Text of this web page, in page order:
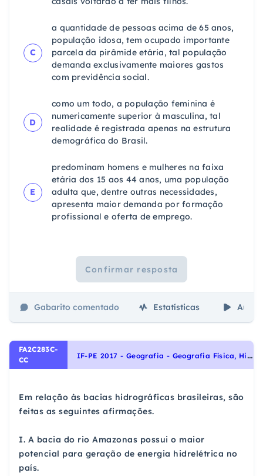
C
a quantidade de pessoas acima de 65 anos,
população idosa, tem ocupado importante
parcela da pirâmide etária, tal população
demanda exclusivamente maiores gastos
com previdência social.
D
como um todo, a população feminina é
numericamente superior à masculina, tal
realidade é registrada apenas na estrutura
demográfica do Brasil.
E
predominam homens e mulheres na faixa
etária dos 15 aos 44 anos, uma população
adulta que, dentre outras necessidades,
apresenta maior demanda por formação
profissional e oferta de emprego.
Confirmar resposta
Gabarito comentado Estatísticas Aulas
FA2C283C-
CC
I
F-PE 2017 - Geografia - Geografia Física, Hidrografia
Em relação às bacias hidrográficas brasileiras, são
feitas as seguintes afirmações.
I. A bacia do rio Amazonas possui o maior
potencial para geração de energia hidrelétrica no
país.